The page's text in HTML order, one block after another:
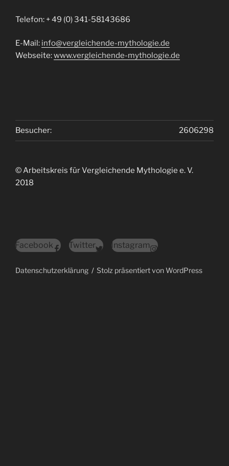
Telefon: + 49 (0) 341-58143686
E-Mail: info@vergleichende-mythologie.de
Webseite:www.vergleichende-mythologie.de
2606298
Besucher:
© Arbeitskreis für Vergleichende Mythologie e. V.
2018
Facebook Twitter Instagram
Datenschutzerklärung Stolz präsentiert von WordPress